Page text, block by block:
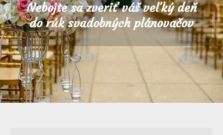
Nebojte sa zveriť váš veľký deň
do rúk svadobných plánovačov